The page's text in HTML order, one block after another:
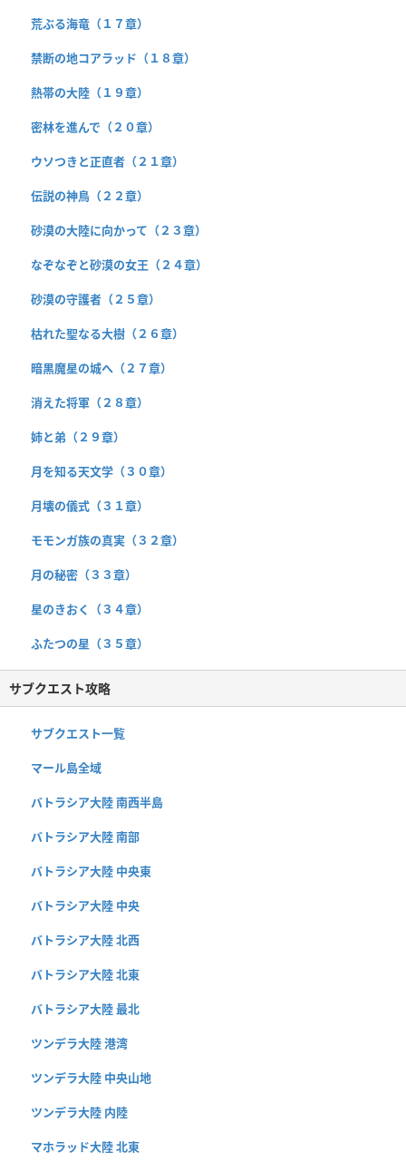
荒ぶる海竜（１７章）
禁断の地コアラッド（１８章）
熱帯の大陸（１９章）
密林を進んで（２０章）
ウソつきと正直者（２１章）
伝説の神鳥（２２章）
砂漠の大陸に向かって（２３章）
なぞなぞと砂漠の女王（２４章）
砂漠の守護者（２５章）
枯れた聖なる大樹（２６章）
暗黒魔星の城へ（２７章）
消えた将軍（２８章）
姉と弟（２９章）
月を知る天文学（３０章）
月壊の儀式（３１章）
モモンガ族の真実（３２章）
月の秘密（３３章）
星のきおく（３４章）
ふたつの星（３５章）
サブクエスト攻略
サブクエスト一覧
マール島全域
バトラシア大陸 南西半島
バトラシア大陸 南部
バトラシア大陸 中央東
バトラシア大陸 中央
バトラシア大陸 北西
バトラシア大陸 北東
バトラシア大陸 最北
ツンデラ大陸 港湾
ツンデラ大陸 中央山地
ツンデラ大陸 内陸
マホラッド大陸 北東